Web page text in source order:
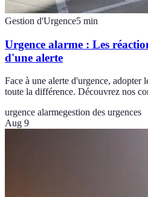
Gestion d'Urgence5 min
Urgence alarme : Les
d'une alerte
Face à une alerte d'urgence, adopter
toute la différence. Découvrez nos
urgence alarmegestion des urgences
Aug 9